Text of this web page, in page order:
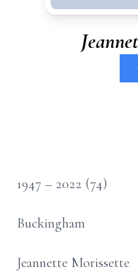
1947 – 2022 (74)
Buckingham
Jeannette Morissette